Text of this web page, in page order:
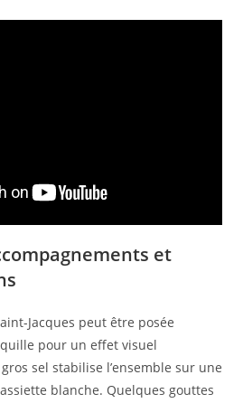
et
Jacques peut être posée
pour un effet visuel
sel stabilise l’ensemble sur une
blanche. Quelques gouttes